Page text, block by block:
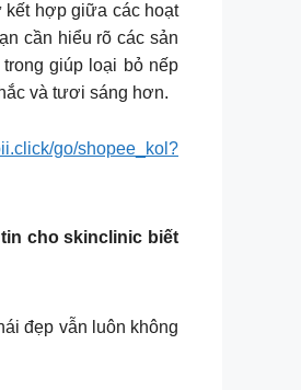
kết hợp giữa các hoạt
cần hiểu rõ các sản
giúp loại bỏ nếp
và tươi sáng hơn.
go/shopee_kol?
cho skinclinic biết
đẹp vẫn luôn không